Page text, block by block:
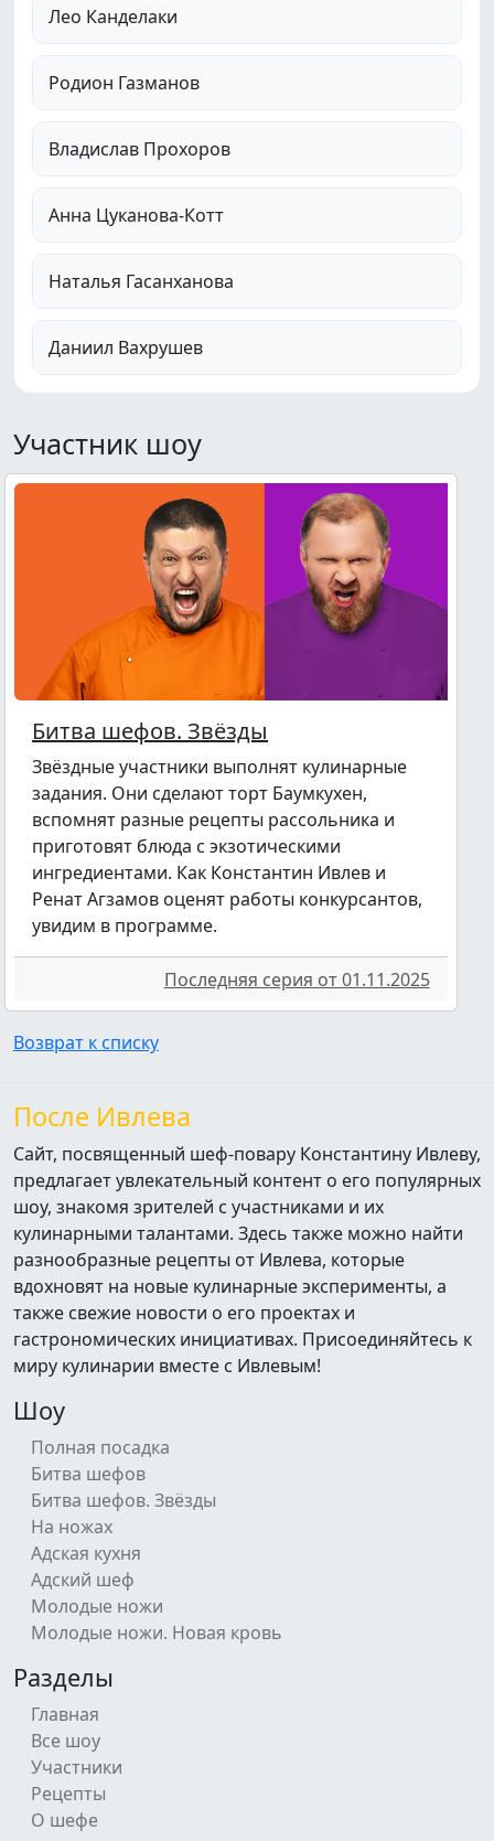
Лео Канделаки
Родион Газманов
Владислав Прохоров
Анна Цуканова-Котт
Наталья Гасанханова
Даниил Вахрушев
Участник шоу
Битва шефов. Звёзды
Звёздные участники выполнят кулинарные
задания. Они сделают торт Баумкухен,
вспомнят разные рецепты рассольника и
приготовят блюда с экзотическими
ингредиентами. Как Константин Ивлев и
Ренат Агзамов оценят работы конкурсантов,
увидим в программе.
Последняя серия от 01.11.2025
Возврат к списку
После Ивлева
Сайт, посвященный шеф-повару Константину Ивлеву,
предлагает увлекательный контент о его популярных
шоу, знакомя зрителей с участниками и их
кулинарными талантами. Здесь также можно найти
разнообразные рецепты от Ивлева, которые
вдохновят на новые кулинарные эксперименты, а
также свежие новости о его проектах и
гастрономических инициативах. Присоединяйтесь к
миру кулинарии вместе с Ивлевым!
Шоу
Полная посадка
Битва шефов
Битва шефов. Звёзды
На ножах
Адская кухня
Адский шеф
Молодые ножи
Молодые ножи. Новая кровь
Разделы
Главная
Все шоу
Участники
Рецепты
О шефе